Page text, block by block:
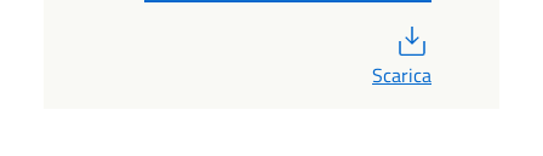
Scarica